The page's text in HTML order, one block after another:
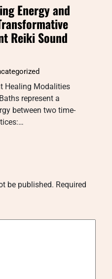
Energy and
Reiki Sound
Healing Modalities
represent a
between two time-
be published. Required